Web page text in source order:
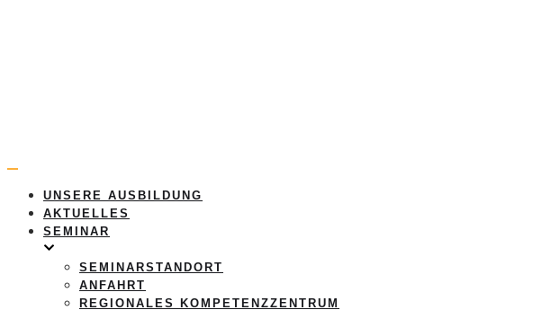
umschalten
UNSERE AUSBILDUNG
AKTUELLES
SEMINAR
SEMINARSTANDORT
ANFAHRT
REGIONALES KOMPETENZZENTRUM